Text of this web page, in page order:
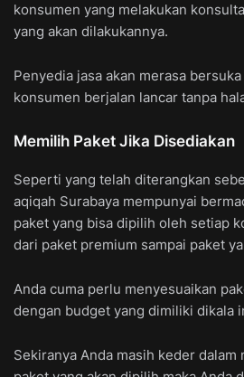
konsumen yang melakukan
yang akan dilakukannya.
Penyedia jasa akan merasa
konsumen berjalan lancar tanpa
Memilih Paket Jika Disediakan
Seperti yang telah diterangkan
aqiqah Surabaya mempunyai
paket yang bisa dipilih oleh setiap
dari paket premium sampai paket
Anda cuma perlu menyesuaikan
dengan budget yang dimiliki dikala
Sekiranya Anda masih keder dalam